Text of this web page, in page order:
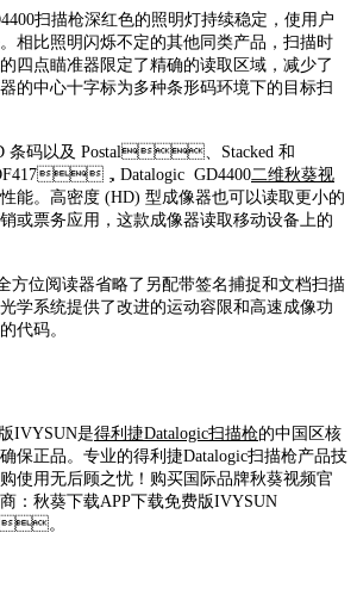
扫描枪深红色的照明灯持续稳定，使用户
相比照明闪烁不定的其他同类产品，扫描时
的四点瞄准器限定了精确的读取区域，减少了
器的中心十字标为多种条形码环境下的目标扫
条码以及 Postal、Stacked 和
PDF417，Datalogic GD4400二维秋葵视
能。高密度 (HD) 型成像器也可以读取更小的
销或票务应用，这款成像器读取移动设备上的
方位阅读器省略了另配带签名捕捉和文档扫描
的光学系统提供了改进的运动容限和高速成像功
。
IVYSUN是得利捷Datalogic扫描枪的中国区核
、确保正品。专业的得利捷Datalogic扫描枪产品技
购使用无后顾之忧！购买国际品牌秋葵视频官
商：秋葵下载APP下载免费版IVYSUN
。